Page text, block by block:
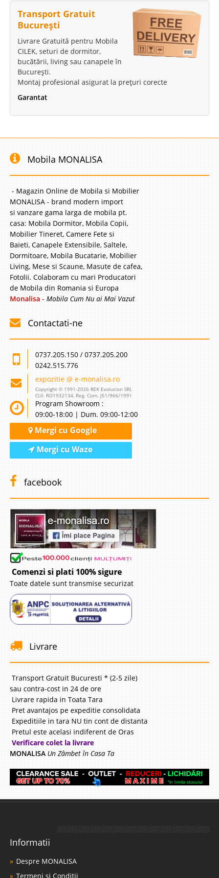
Canapea Extensibila Purple
Canapele Extensibile 3 Locuri cu Lada de depozitare - Purple Disponibila
online si cu plata in Rate, canapeaua extensibila Purple ofera un raport
calitate pret foarte bun si se situeaza in top vanzari canapele ieftine de
folosinta zilnica. In gama de canapele extens..
1.599 Lei
Adauga la Favorite
Canapea Extensibila Reno - Brown
Canapea Extensibila cu Lada - Reno - Brown Maro este cea mai populara
Calitatea foarte buna si gama de preturi accesibile dar si utilitatea
propulseaza seria de canapele extensibile Reno in top..
1.890 Lei
Adauga la Favorite
-41%
Canapea Extensibila Reno - Red
o canapea visinie este o incantare. In gama de canapele ieftine modelul
Reno se remarca datorita calitatii dar si utilitatii sale. Canapeaua
extensibila cu lada pentru depozitarea lenjeri..
3.218 Lei
Pret Redus1.890 Lei
Stoc Epuizat - Indisponibil
Adauga la Favorite
-39%
Canapea Extensibila Star
Canapele Extensibile cu Lada Lenjerie - Star Seria de canapele Star se
compune din canapea 3 locuri - extensibila cu lada, fotoliu, coltar mic -
extensibil cu lada, coltar mare 3+2 locuri - extensibil cu lada. Pretul
Compara
Pret Redus2.060 Lei
Stoc Epuizat - Indisponibil
Transport Gratuit
București
Livrare Gratuită pentru Mobila
CILEK, seturi de dormitor,
bucătării, living sau canapele în
București.
Montaj profesional asigurat la prețuri corecte
Garantat
Mobila MONALISA
- Magazin Online de Mobila si Mobilier
MONALISA - brand modern import
si vanzare gama larga de mobila pt.
casa: Mobila Dormitor, Mobila Copii,
Mobilier Tineret, Camere Fete si
Baieti, Canapele Extensibile, Saltele,
Dormitoare, Mobila Bucatarie, Mobilier
Living, Mese si Scaune, Masute de cafea,
Fotolii. Colaboram cu mari Producatori
de Mobila din Romania si Europa
Monalisa - Mobila Cum Nu ai Mai Vazut
Contactati-ne
0737.205.150 / 0737.205.200
0242.515.776
expozitie @ e-monalisa.ro
Copyright © 1991-2026 REK Evolution SRL
CUI: RO1932134, Reg. Com. J51/966/1991
Program Showroom :
09:00-18:00 | Dum. 09:00-12:00
Mergi cu Google
Mergi cu Waze
facebook
Comenzi si plati 100% sigure
Toate datele sunt transmise securizat
Livrare
Transport Gratuit Bucuresti * (2-5 zile)
sau contra-cost in 24 de ore
Livrare rapida in Toata Tara
Pret avantajos pe expeditie consolidata
Expeditiile in tara NU tin cont de distanta
Pretul este acelasi indiferent de Oras
Verificare colet la livrare
MONALISA Un Zâmbet în Casa Ta
Informatii
Despre MONALISA
Termeni si Conditii